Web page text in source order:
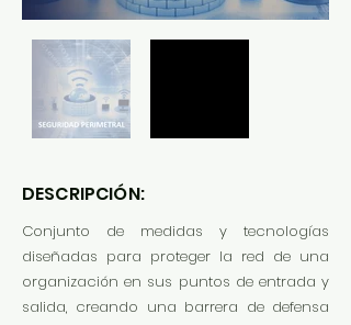
DESCRIPCIÓN:
Conjunto de medidas y tecnologías
diseñadas para proteger la red de una
organización en sus puntos de entrada y
salida, creando una barrera de defensa